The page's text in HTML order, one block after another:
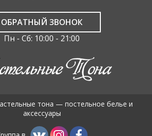
ОБРАТНЫЙ ЗВОНОК
Пн - Сб: 10:00 - 21:00
тона — постельное белье и
аксессуары